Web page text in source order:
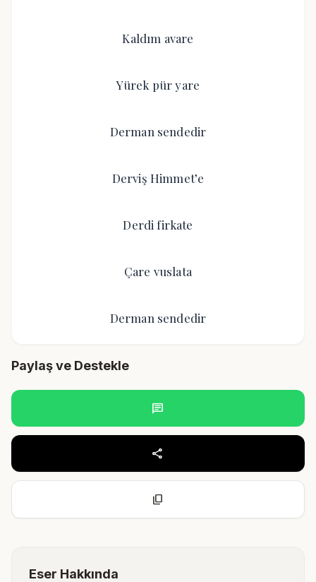
Kaldım avare
Yürek pür yare
Derman sendedir
Derviş Himmet’e
Derdi firkate
Çare vuslata
Derman sendedir
Paylaş ve Destekle
chat
share
content_copy
Eser Hakkında